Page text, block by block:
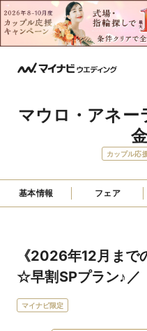
マウロ・アネー
カップル応
基本情報 フェア
《2026年12月まで
☆早割SPプラン♪／
マイナビ限定